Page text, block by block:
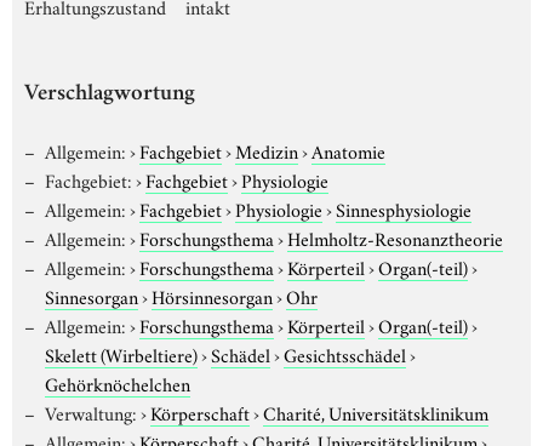
Erhaltungszustand
intakt
Verschlagwortung
Allgemein:›Fachgebiet›Medizin›Anatomie
Fachgebiet:›Fachgebiet›Physiologie
Allgemein:›Fachgebiet›Physiologie›Sinnesphysiologie
Allgemein:›Forschungsthema›Helmholtz-Resonanztheorie
Allgemein:›Forschungsthema›Körperteil›Organ(-teil)›
Sinnesorgan›Hörsinnesorgan›Ohr
Allgemein:›Forschungsthema›Körperteil›Organ(-teil)›
Skelett (Wirbeltiere)›Schädel›Gesichtsschädel›
Gehörknöchelchen
Verwaltung:›Körperschaft›Charité, Universitätsklinikum